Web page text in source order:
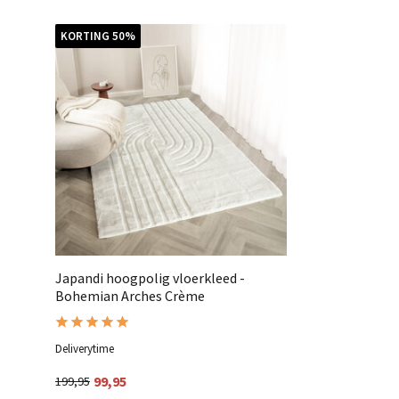
KORTING 50%
Japandi hoogpolig vloerkleed -
Bohemian Arches Crème
Deliverytime
199,95 99,95